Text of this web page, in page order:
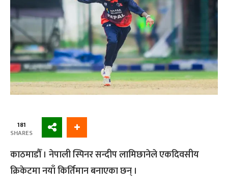
181
SHARES
काठमाडौँ । नेपाली स्पिनर सन्दीप लामिछानेले एकदिवसीय
क्रिकेटमा नयाँ किर्तिमान बनाएका छन् ।